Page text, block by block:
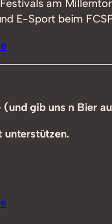
am
E-Sport beim
(und gib uns n Bier
unterstützen.